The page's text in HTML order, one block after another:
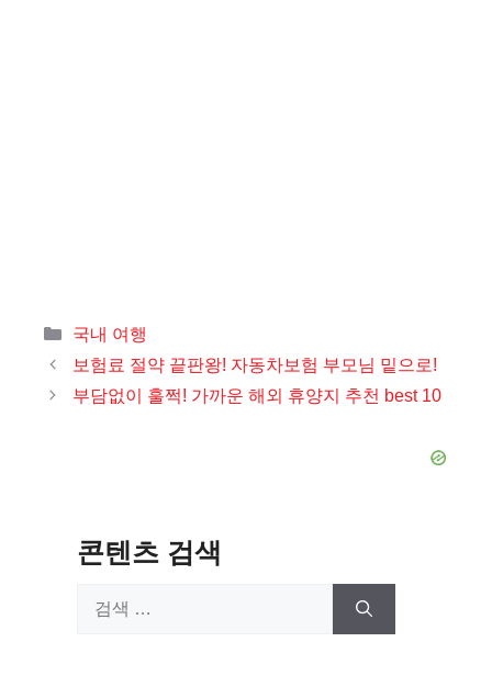
카
테
리
국내 여행
보험료 절약 끝판왕! 자동차보험 부모님 밑으로!
부담없이 훌쩍! 가까운 해외 휴양지 추천 best 10
콘텐츠 검색